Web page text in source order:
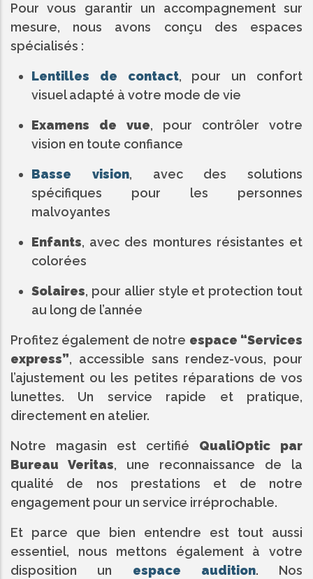
Pour vous garantir un accompagnement sur
mesure, nous avons conçu des espaces
spécialisés :
Lentilles de contact, pour un confort
visuel adapté à votre mode de vie
Examens de vue, pour contrôler votre
vision en toute confiance
Basse vision, avec des solutions
spécifiques pour les personnes
malvoyantes
Enfants, avec des montures résistantes et
colorées
Solaires, pour allier style et protection tout
au long de l’année
Profitez également de notre espace “Services
express”, accessible sans rendez-vous, pour
l’ajustement ou les petites réparations de vos
lunettes. Un service rapide et pratique,
directement en atelier.
Notre magasin est certifié QualiOptic par
Bureau Veritas, une reconnaissance de la
qualité de nos prestations et de notre
engagement pour un service irréprochable.
Et parce que bien entendre est tout aussi
essentiel, nous mettons également à votre
disposition un espace audition. Nos